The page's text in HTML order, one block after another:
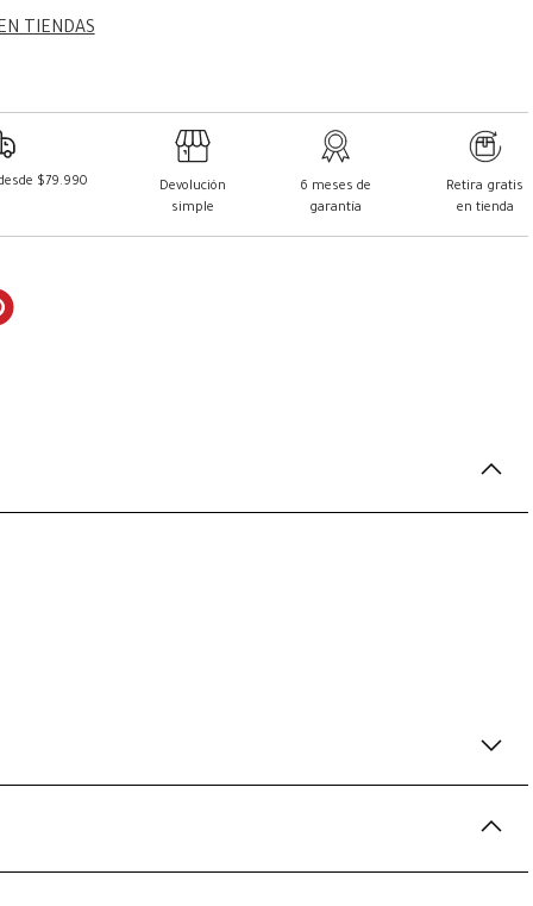
TIENDAS
$79.990
Devolución
simple
6 meses de
garantía
Retira gratis
en tienda